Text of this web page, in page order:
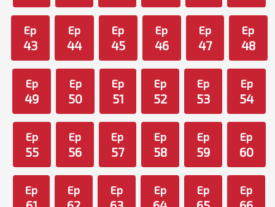
Ep
43
Ep
44
Ep
45
Ep
46
Ep
47
Ep
48
Ep
49
Ep
50
Ep
51
Ep
52
Ep
53
Ep
54
Ep
55
Ep
56
Ep
57
Ep
58
Ep
59
Ep
60
Ep Ep Ep Ep Ep Ep